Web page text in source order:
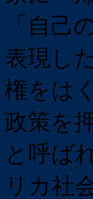
「自己
表現し
権をは
政策を
と呼ば
リカ社